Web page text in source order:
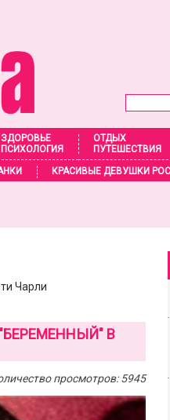
ЗДОРОВЬЕ
ПСИХОЛОГИЯ
ОТДЫХ
ПУТЕШЕСТВИЯ
КРАСИВЫЕ ДЕВУШКИ
Чарли
В
просмотров: 5945